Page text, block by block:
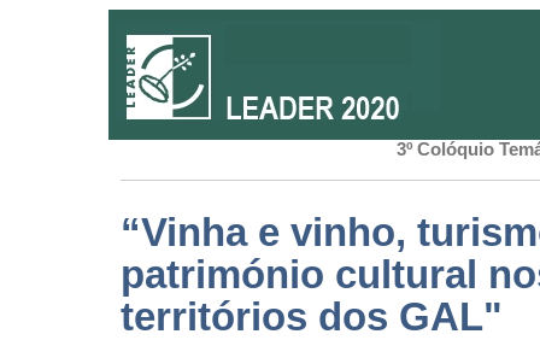
3º Colóquio
“Vinha e vinho,
património cultural
territórios dos GAL"